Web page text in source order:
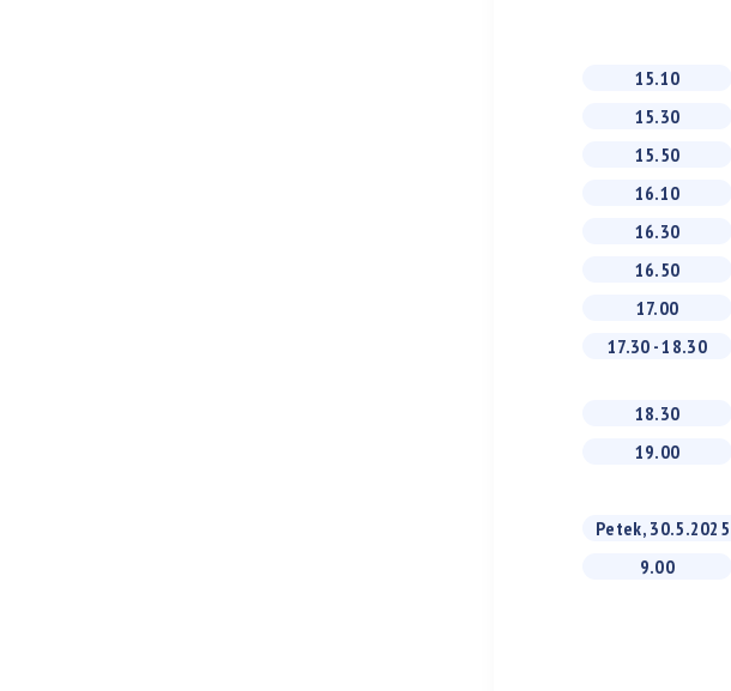
15.10
15.30
15.50
16.10
16.30
16.50
17.00
17.30 - 18.30
18.30
19.00
Petek, 30.5.2025
9.00